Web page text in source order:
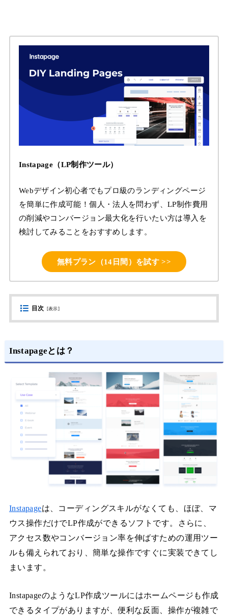
Instapage（LP制作ツール）
Webデザイン初心者でもプロ級のランディングページ
を簡単に作成可能！個人・法人を問わず、LP制作費用
の削減やコンバージョン最大化を行いたい方は導入を
検討してみることをおすすめします。
無料プラン（14日間）を試す >>
目次 [表示]
Instapageとは？
Instapageは、コーディングスキルがなくても、ほぼ、マ
ウス操作だけでLP作成ができるソフトです。さらに、
アクセス数やコンバージョン率を伸ばすための運用ツー
ルも備えられており、簡単な操作ですぐに実装できてし
まいます。
InstapageのようなLP作成ツールにはホームページも作成
できるタイプがありますが、便利な反面、操作が複雑で